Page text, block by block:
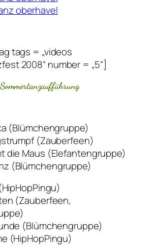
tags = „videos
2008“ number = „5“]
(Blümchengruppe)
(Zauberfeen)
die Maus (Elefantengruppe)
(Blümchengruppe)
(Zauberfeen,
(Blümchengruppe)
(HipHopPingu)